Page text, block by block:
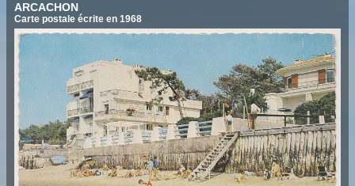
ARCACHON
Carte postale écrite en 1968